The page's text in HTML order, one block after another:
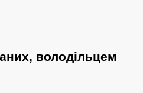
володільцем